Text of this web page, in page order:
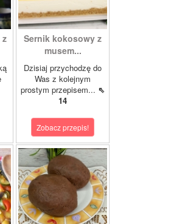
Sernik kokosowy z
musem...
Dzisiaj przychodzę do
Was z kolejnym
prostym przepisem... ⇖
14
Zobacz przepis!